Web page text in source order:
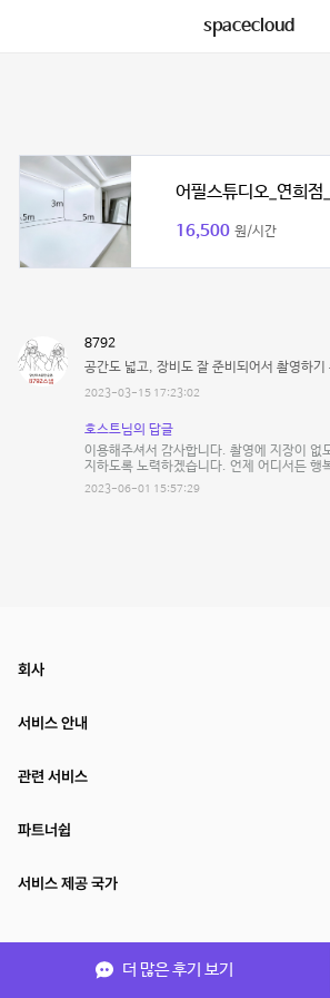
spacecloud
어필스튜디오_연희점
16,500 원/시간
8792
공간도 넓고, 장비도 잘 준비되어서 촬영하
2023-03-15 17:23:02
호스트님의 답글
이용해주셔서 감사합니다. 촬영에 지장이 없
지하도록 노력하겠습니다. 언제 어디서든
2023-06-01 15:57:29
더 많은 후기 보기
회사
서비스 안내
관련 서비스
파트너쉽
서비스 제공 국가
(주)NSPACE 사업자정보